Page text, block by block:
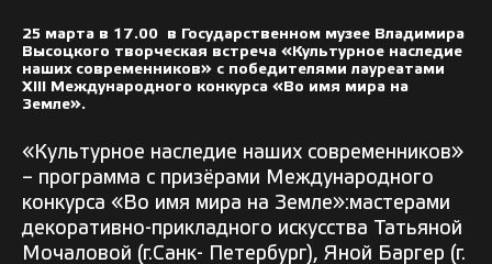
25 марта в 17.00 в Государственном музее Владимира
Высоцкого творческая встреча «Культурное наследие
наших современников» с победителями лауреатами
XIII Международного конкурса «Во имя мира на
Земле».
«Культурное наследие наших современников»
– программа с призёрами Международного
конкурса «Во имя мира на Земле»:мастерами
декоративно-прикладного искусства Татьяной
Мочаловой (г.Санк- Петербург), Яной Баргер (г.